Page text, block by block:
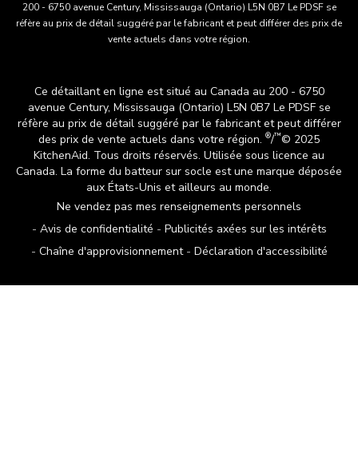
200 - 6750 avenue Century, Mississauga (Ontario) L5N 0B7 Le PDSF se
réfère au prix de détail suggéré par le fabricant et peut différer des prix de
vente actuels dans votre région.
Ce détaillant en ligne est situé au Canada au 200 - 6750
avenue Century, Mississauga (Ontario) L5N 0B7 Le PDSF se
réfère au prix de détail suggéré par le fabricant et peut différer
des prix de vente actuels dans votre région. ®/™© 2025
KitchenAid. Tous droits réservés. Utilisée sous licence au
Canada. La forme du batteur sur socle est une marque déposée
aux États-Unis et ailleurs au monde.
Ne vendez pas mes renseignements personnels
Avis de confidentialité
Publicités axées sur les intérêts
Chaîne d'approvisionnement
Déclaration d'accessibilité